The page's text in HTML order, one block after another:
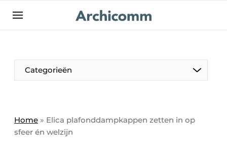
NL be-FR
Categorieën
Home » Elica plafonddampkappen zetten in op
sfeer én welzijn